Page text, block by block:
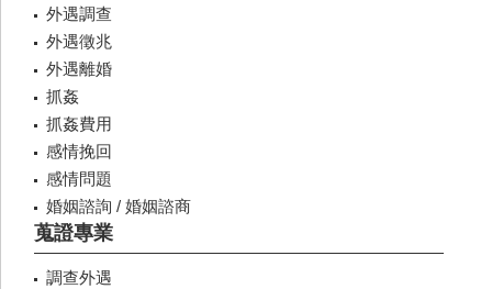
外遇調查
外遇徵兆
外遇離婚
抓姦
抓姦費用
感情挽回
感情問題
婚姻諮詢 / 婚姻諮商
蒐證專業
調查外遇